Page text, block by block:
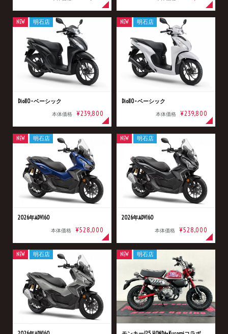
Dio110･ベーシック
本体価格 ¥239,800
NEW 明石店
Dio110･ベーシック
本体価格 ¥239,800
NEW 明石店
2026年ADV160
本体価格 ¥528,000
NEW 明石店
2026年ADV160
本体価格 ¥528,000
NEW 明石店
NEW 明石店 NEW 明石店